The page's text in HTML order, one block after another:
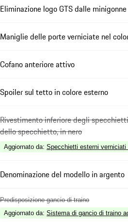
Eliminazione logo GTS dalle
Maniglie delle porte verniciate nel
Cofano anteriore attivo
Spoiler sul tetto in colore esterno
Rivestimento inferiore degli
dello specchietto, in nero
Aggiornato da: Specchietti esterni verniciati
Denominazione del modello in argento
Predisposizione gancio di traino
Aggiornato da: Sistema di gancio di traino